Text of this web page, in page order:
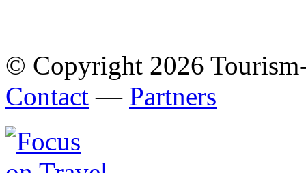
© Copyright 2026
Contact — Partners